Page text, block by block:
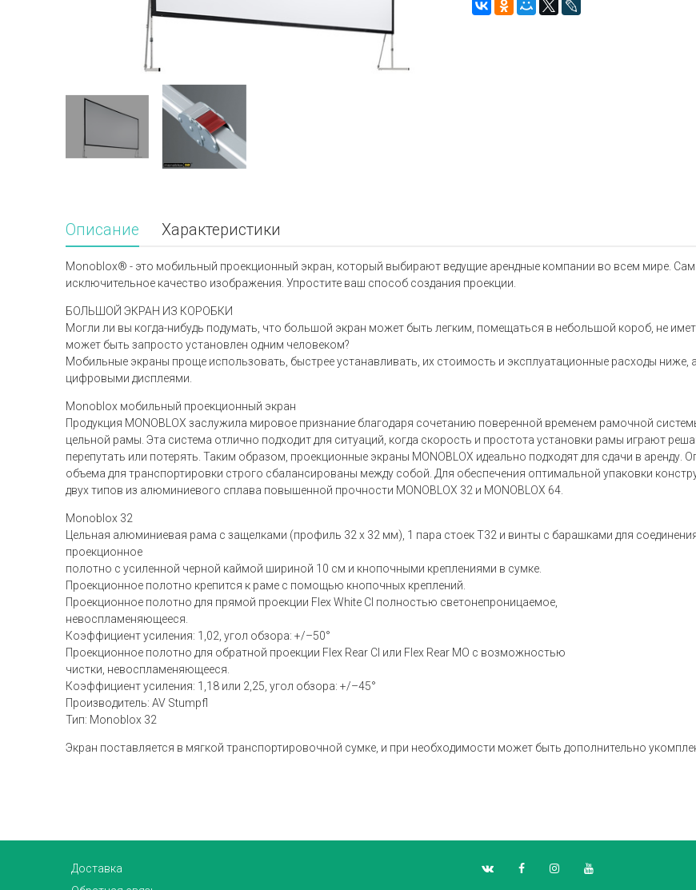
Описание Характеристики
Monoblox® - это мобильный проекционный экран, который выбирают ведущие арендные компании во всем мире.
исключительное качество изображения. Упростите ваш способ создания проекции.
БОЛЬШОЙ ЭКРАН ИЗ КОРОБКИ
Могли ли вы когда-нибудь подумать, что большой экран может быть легким, помещаться в небольшой короб, не
может быть запросто установлен одним человеком?
Мобильные экраны проще использовать, быстрее устанавливать, их стоимость и эксплуатационные расходы
цифровыми дисплеями.
Monoblox мобильный проекционный экран
Продукция MONOBLOX заслужила мировое признание благодаря сочетанию поверенной временем рамочной
цельной рамы. Эта система отлично подходит для ситуаций, когда скорость и простота установки рамы играют
перепутать или потерять. Таким образом, проекционные экраны MONOBLOX идеально подходят для сдачи в
объема для транспортировки строго сбалансированы между собой. Для обеспечения оптимальной упаковки
двух типов из алюминиевого сплава повышенной прочности MONOBLOX 32 и MONOBLOX 64.
Monoblox 32
Цельная алюминиевая рама с защелками (профиль 32 x 32 мм), 1 пара стоек T32 и винты с барашками для
проекционное
полотно с усиленной черной каймой шириной 10 см и кнопочными креплениями в сумке.
Проекционное полотно крепится к раме с помощью кнопочных креплений.
Проекционное полотно для прямой проекции Flex White CI полностью светонепроницаемое,
невоспламеняющееся.
Коэффициент усиления: 1,02, угол обзора: +/–50°
Проекционное полотно для обратной проекции Flex Rear CI или Flex Rear MO с возможностью
чистки, невоспламеняющееся.
Коэффициент усиления: 1,18 или 2,25, угол обзора: +/–45°
Производитель: AV Stumpfl
Тип: Monoblox 32
Экран поставляется в мягкой транспортировочной сумке, и при необходимости может быть дополнительно
Доставка